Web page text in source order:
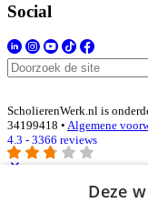
Social
ScholierenWerk.nl is
34199418 • Algemene
4.3 - 3366 reviews
Deze